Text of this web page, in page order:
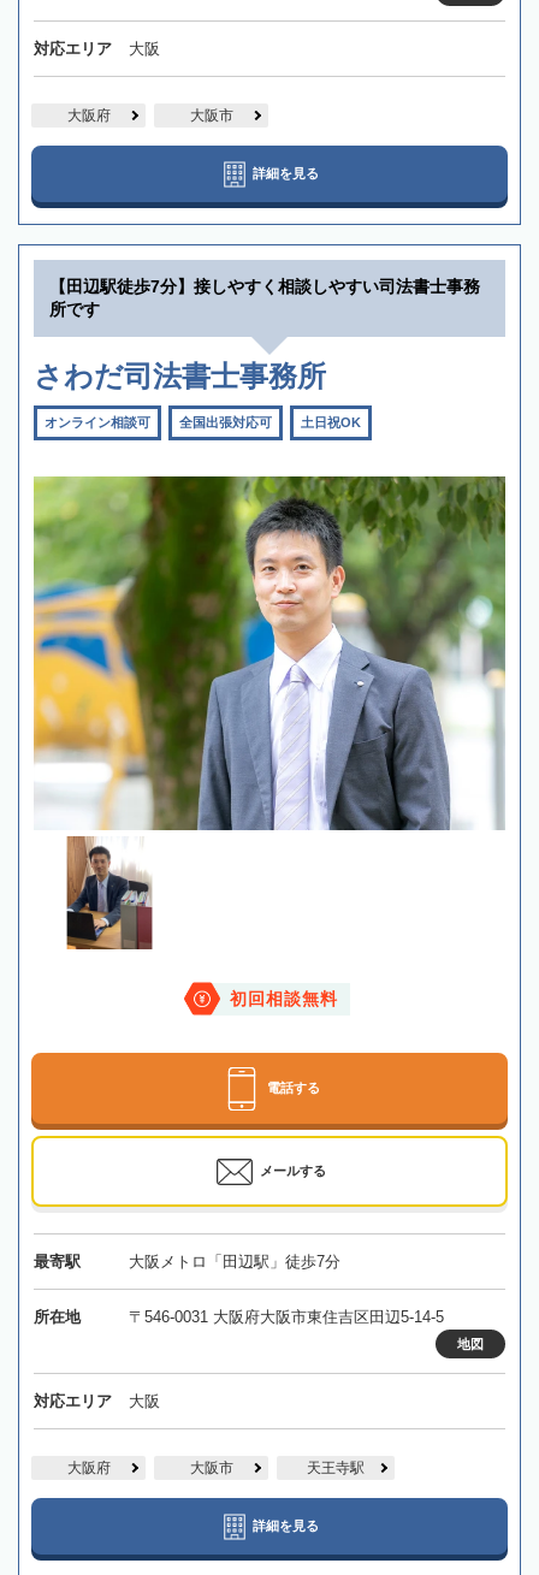
対応エリア 大阪
大阪府 大阪市
詳細を見る
【田辺駅徒歩7分】接しやすく相談しやすい司法書士事務
所です
さわだ司法書士事務所
オンライン相談可 全国出張対応可 土日祝OK
初回相談無料
電話する
メールする
最寄駅 大阪メトロ「田辺駅」徒歩7分
所在地 〒546-0031 大阪府大阪市東住吉区田辺5-14-5
地図
対応エリア 大阪
大阪府 大阪市 天王寺駅
詳細を見る